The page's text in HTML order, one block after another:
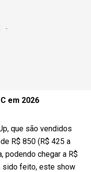
em 2026
que são vendidos
R$ 850 (R$ 425 a
podendo chegar a R$
sido feito, este show